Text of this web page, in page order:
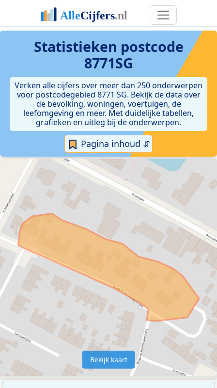
Statistieken postcode
8771SG
Verken alle cijfers over meer dan 250 onderwerpen
voor postcodegebied 8771 SG. Bekijk de data over
de bevolking, woningen, voertuigen, de
leefomgeving en meer. Met duidelijke tabellen,
grafieken en uitleg bij de onderwerpen.
Pagina inhoud ⇵
Bekijk kaart